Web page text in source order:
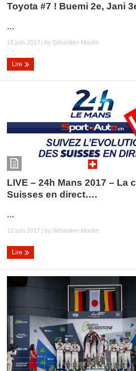
Toyota #7 ! Buemi 2e, Jani
...
16 juin 2017 | by Sébastien Moulin
Lire
LIVE – 24h Mans 2017 – La
Suisses en direct….
...
12 juin 2017 | by Sébastien Moulin
Lire